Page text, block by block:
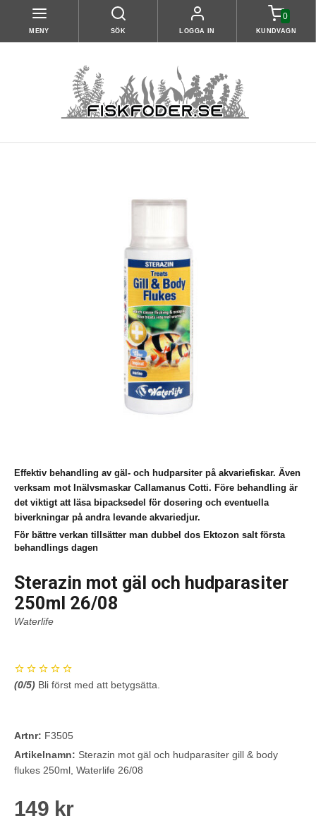
MENY SÖK LOGGA IN
0
KUNDVAGN
Effektiv behandling av gäl- och hudparsiter på akvariefiskar. Även
verksam mot Inälvsmaskar Callamanus Cotti. Före behandling är
det viktigt att läsa bipacksedel för dosering och eventuella
biverkningar på andra levande akvariedjur.
För bättre verkan tillsätter man dubbel dos Ektozon salt första
behandlings dagen
Sterazin mot gäl och hudparasiter
250ml 26/08
Waterlife
(0/5) Bli först med att betygsätta.
Artnr: F3505
Artikelnamn: Sterazin mot gäl och hudparasiter gill & body
flukes 250ml, Waterlife 26/08
149 kr